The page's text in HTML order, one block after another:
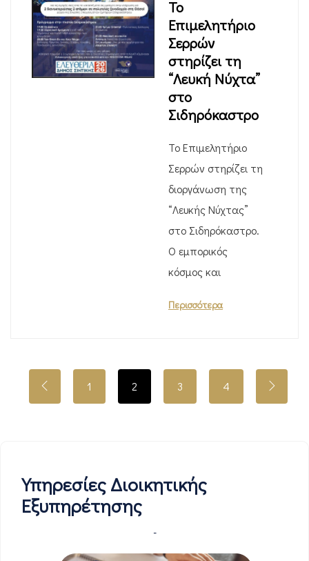
Το
Επιμελητήριο
Σερρών
στηρίζει τη
“Λευκή Νύχτα”
στο
Σιδηρόκαστρο
Το Επιμελητήριο
Σερρών στηρίζει τη
διοργάνωση της
“Λευκής Νύχτας”
στο Σιδηρόκαστρο.
Ο εμπορικός
κόσμος και
Περισσότερα
1 2 3 4
Υπηρεσίες Διοικητικής
Εξυπηρέτησης
-